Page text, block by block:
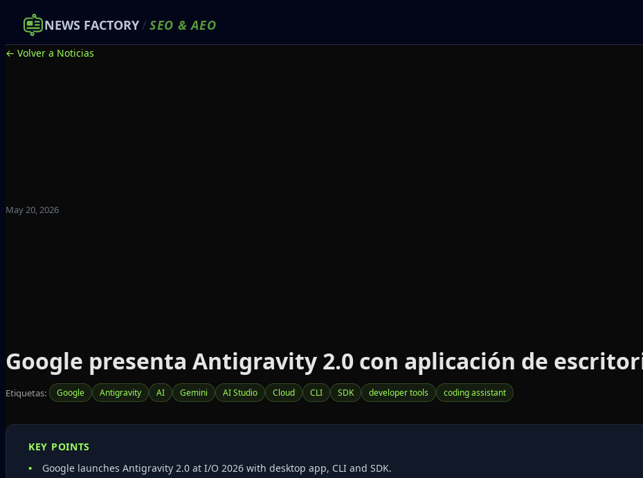
NEWS FACTORY/ SEO &AEO
← Volver a Noticias
May 20, 2026
Google presenta Antigravity 2.0 con aplicación de
Etiquetas: Google Antigravity AI Gemini AI Studio Cloud CLI SDK developer tools coding assistant
KEY POINTS
Google launches Antigravity 2.0 at I/O 2026 with desktop app, CLI and SDK.